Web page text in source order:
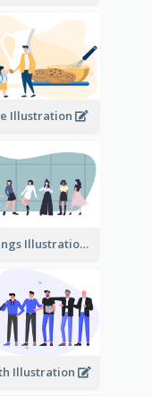
Illustration
Dressings Illustration
Illustration